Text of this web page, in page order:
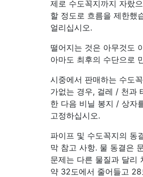
제로 수도꼭지까지 자랐
할 정도로 흐름을 제한했
얼리십시오.
떨어지는 것은 아무것도
아마도 최후의 수단으로
시중에서 판매하는 수도
가없는 경우, 걸레 / 천과
한 다음 비닐 봉지 / 상자
고정하십시오.
파이프 및 수도꼭지의 동
막 참고 사항. 물 동결은
문제는 다른 물질과 달리
약 32도에서 줄어들고